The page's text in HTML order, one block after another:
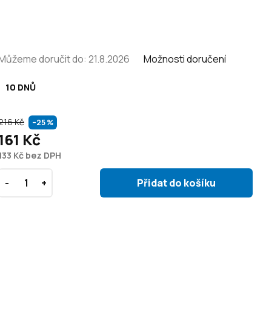
Kč –25 %
Kč
Kč bez DPH
10 DNŮ
doručit do: 21.8.2026 Možnosti doručení
Přidat do košíku